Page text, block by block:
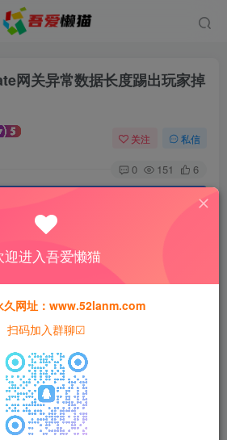
网关异常数据长度踢出玩家掉
关注 私信
0 151 6
源下载后请于 24 小时内删除，违规后
出现神秘人异常数据长途踢出的提
是因为使用了老虎攻速网关，原因是
开挂，那么就是误判，需要改一下。
迎进入吾爱懒猫
久网址：www.52lanm.com
扫码加入群聊☑